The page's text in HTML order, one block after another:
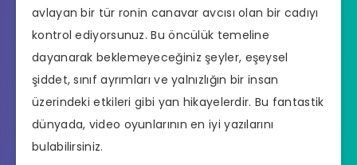
avlayan bir tür ronin canavar avcısı olan bir cadıyı
kontrol ediyorsunuz. Bu öncülük temeline
dayanarak beklemeyeceğiniz şeyler, eşeysel
şiddet, sınıf ayrımları ve yalnızlığın bir insan
üzerindeki etkileri gibi yan hikayelerdir. Bu fantastik
dünyada, video oyunlarının en iyi yazılarını
bulabilirsiniz.